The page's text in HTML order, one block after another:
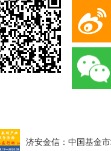
济安金信：中国基金